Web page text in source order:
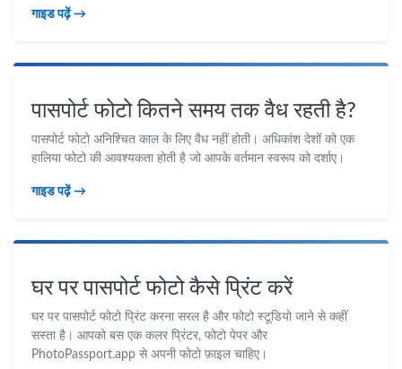
गाइड पढ़ें →
पासपोर्ट फोटो कितने समय तक वैध रहती है?
पासपोर्ट फोटो अनिश्चित काल के लिए वैध नहीं होती। अधिकांश देशों को एक
हालिया फोटो की आवश्यकता होती है जो आपके वर्तमान स्वरूप को दर्शाए।
गाइड पढ़ें →
घर पर पासपोर्ट फोटो कैसे प्रिंट करें
घर पर पासपोर्ट फोटो प्रिंट करना सरल है और फोटो स्टूडियो जाने से कहीं
सस्ता है। आपको बस एक कलर प्रिंटर, फोटो पेपर और
PhotoPassport.app से अपनी फोटो फ़ाइल चाहिए।